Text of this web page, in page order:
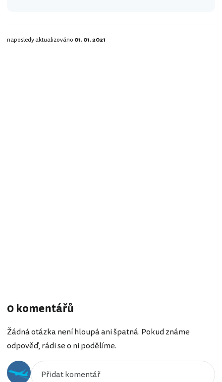
naposledy aktualizováno 01. 01. 2021
0 komentářů
Žádná otázka není hloupá ani špatná. Pokud známe
odpověď, rádi se o ni podělíme.